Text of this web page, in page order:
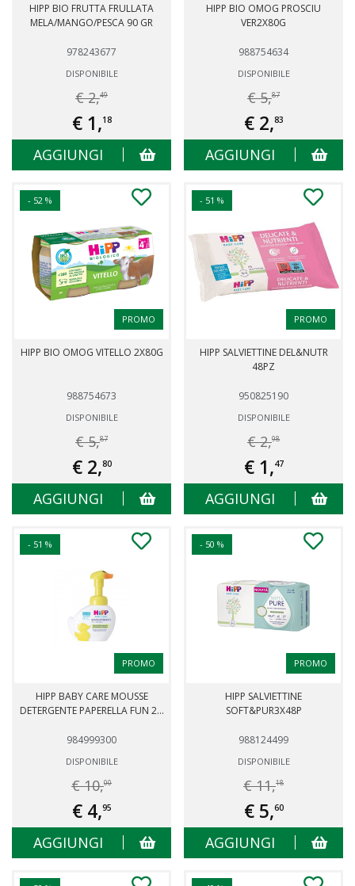
HIPP BIO FRUTTA FRULLATA
MELA/MANGO/PESCA 90 GR
978243677
DISPONIBILE
€ 2,49
€ 1,18
AGGIUNGI
HIPP BIO OMOG PROSCIU
VER2X80G
988754634
DISPONIBILE
€ 5,87
€ 2,83
AGGIUNGI
- 52 %
PROMO
HIPP BIO OMOG VITELLO 2X80G
988754673
DISPONIBILE
€ 5,87
€ 2,80
AGGIUNGI
- 51 %
PROMO
HIPP SALVIETTINE DEL&NUTR
48PZ
950825190
DISPONIBILE
€ 2,98
€ 1,47
AGGIUNGI
- 51 %
PROMO
HIPP BABY CARE MOUSSE
DETERGENTE PAPERELLA FUN 2...
984999300
DISPONIBILE
€ 10,00
€ 4,95
AGGIUNGI
- 50 %
PROMO
HIPP SALVIETTINE
SOFT&PUR3X48P
988124499
DISPONIBILE
€ 11,18
€ 5,60
AGGIUNGI